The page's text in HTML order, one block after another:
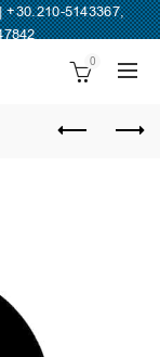
+30.210-5143367,
0